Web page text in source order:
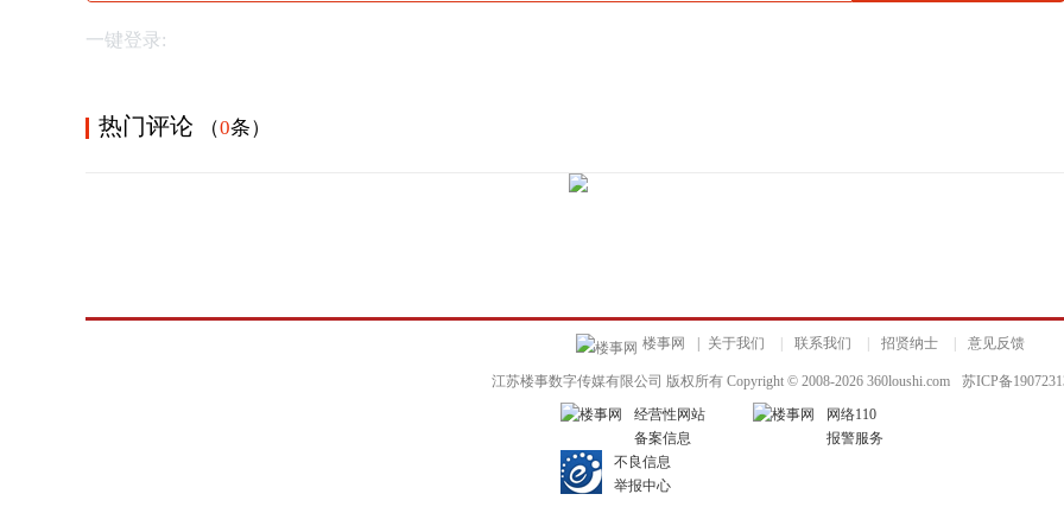
一键登录:
热门评论 （0条）
楼事网 关于我们 联系我们 招贤纳士 意见反馈
江苏楼事数字传媒有限公司 版权所有 Copyright © 2008-2026 360loushi.com
苏ICP备
经营性网站
备案信息
网络110
报警服务
不良信息
举报中心